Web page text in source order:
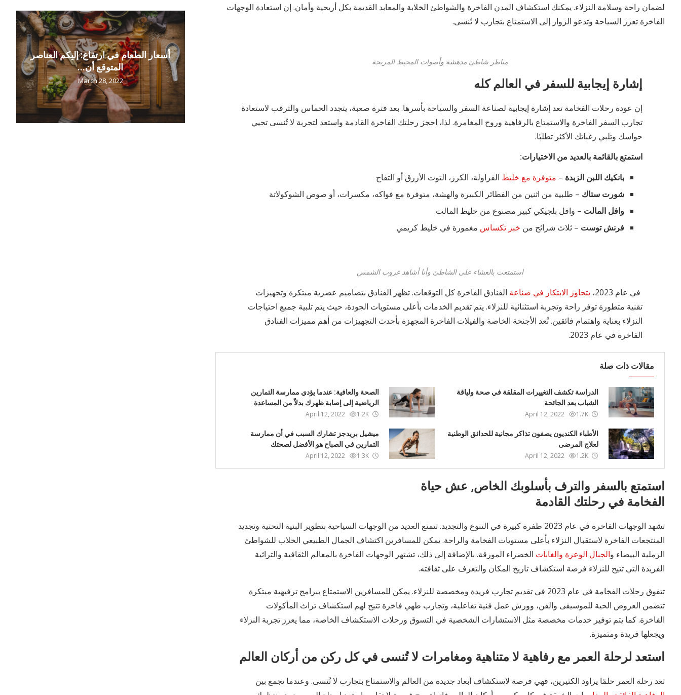
لضمان راحة وسلامة النزلاء. يمكنك استكشاف المدن الفاخرة والشواطئ الخلابة والمعابد القديمة بكل أريحية وأمان. إن استعادة الوجهات
الفاخرة تعزز السياحة وتدعو الزوار إلى الاستمتاع بتجارب لا تُنسى.
مناظر شاطئ مدهشة وأصوات المحيط المريحة
إشارة إيجابية للسفر في العالم كله
إن عودة رحلات الفخامة تعد إشارة إيجابية لصناعة السفر والسياحة بأسرها. بعد فترة صعبة، يتجدد الحماس والترقب لاستعادة
تجارب السفر الفاخرة والاستمتاع بالرفاهية وروح المغامرة. لذا، احجز رحلتك الفاخرة القادمة واستعد لتجربة لا تُنسى تحيي
حواسك وتلبي رغباتك الأكثر تطلبًا.
استمتع بالقائمة بالعديد من الاختيارات:
بانكيك اللبن الزبدة – متوفرة مع خليط الفراولة، الكرز، التوت الأزرق أو التفاح
شورت ستاك – طلبية من اثنين من الفطائر الكبيرة والهشة، متوفرة مع فواكه، مكسرات، أو صوص الشوكولاتة
وافل المالت – وافل بلجيكي كبير مصنوع من خليط المالت
فرنش توست – ثلاث شرائح من خبز تكساس مغمورة في خليط كريمي
استمتعت بالعشاء على الشاطئ وأنا أشاهد غروب الشمس
في عام 2023، يتجاوز الابتكار في صناعة الفنادق الفاخرة كل التوقعات. تظهر الفنادق بتصاميم عصرية مبتكرة وتجهيزات
تقنية متطورة توفر راحة وتجربة استثنائية للنزلاء. يتم تقديم الخدمات بأعلى مستويات الجودة، حيث يتم تلبية جميع احتياجات
النزلاء بعناية واهتمام فائقين. تُعد الأجنحة الخاصة والفيلات الفاخرة المجهزة بأحدث التجهيزات من أهم مميزات الفنادق
الفاخرة في عام 2023.
مقالات ذات صلة
الدراسة تكشف التغييرات المقلقة في صحة ولياقة
الشباب بعد الجائحة
April 12, 2022 1.7K
الصحة والعافية: عندما يؤدي ممارسة التمارين
الرياضية إلى إصابة ظهرك بدلاً من المساعدة
April 12, 2022 1.2K
الأطباء الكنديون يصفون تذاكر مجانية للحدائق الوطنية
لعلاج المرضى
April 12, 2022 1.2K
ميشيل بريدجز تشارك السبب في أن ممارسة
التمارين في الصباح هو الأفضل لصحتك
April 12, 2022 1.3K
استمتع بالسفر والترف بأسلوبك الخاص, عش حياة
الفخامة في رحلتك القادمة
تشهد الوجهات الفاخرة في عام 2023 طفرة كبيرة في التنوع والتجديد. تتمتع العديد من الوجهات السياحية بتطوير البنية التحتية وتجديد
المنتجعات الفاخرة لاستقبال النزلاء بأعلى مستويات الفخامة والراحة. يمكن للمسافرين اكتشاف الجمال الطبيعي الخلاب للشواطئ
الرملية البيضاء والجبال الوعرة والغابات الخضراء المورقة. بالإضافة إلى ذلك، تشتهر الوجهات الفاخرة بالمعالم الثقافية والتراثية
الفريدة التي تتيح للنزلاء فرصة استكشاف تاريخ المكان والتعرف على ثقافته.
تتفوق رحلات الفخامة في عام 2023 في تقديم تجارب فريدة ومخصصة للنزلاء. يمكن للمسافرين الاستمتاع ببرامج ترفيهية مبتكرة
تتضمن العروض الحية للموسيقى والفن، وورش عمل فنية تفاعلية، وتجارب طهي فاخرة تتيح لهم استكشاف تراث المأكولات
الفاخرة. كما يتم توفير خدمات مخصصة مثل الاستشارات الشخصية في التسوق ورحلات الاستكشاف الخاصة، مما يعزز تجربة النزلاء
ويجعلها فريدة ومتميزة.
استعد لرحلة العمر مع رفاهية لا متناهية ومغامرات لا تُنسى في كل ركن من أركان العالم
تعد رحلة العمر حلمًا يراود الكثيرين، فهي فرصة لاستكشاف أبعاد جديدة من العالم والاستمتاع بتجارب لا تُنسى. وعندما تجمع بين
أسعار الطعام في ارتفاع: إليكم العناصر
المتوقع أن...
March 28, 2022